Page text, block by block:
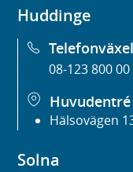
Huddinge
Telefonväxel
08-123 800 00
Huvudentré
Hälsovägen
Solna